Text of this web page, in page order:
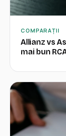
COMPARAȚII
Allianz vs
mai bun